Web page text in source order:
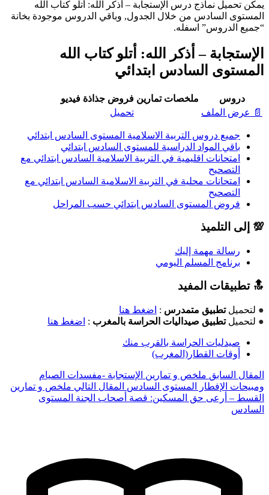
يمكن تحميل نماذج درس الإستجابة – أذكر الله: أتلو كتاب الله
المستوى السادس من خلال الجدول, وباقي الدروس موجودة بخانة
“جميع الدروس” اسفله.
الإستجابة – أذكر الله: أتلو كتاب الله
المستوى السادس ابتدائي
دروس ملخصات تمارين فروض جذاذة فيديو
📄 عرض الملف
تحميل
جميع دروس التربية الاسلامية المستوى السادس ابتدائي
باقي المواد الدراسية للمستوى السادس ابتدائي
امتحانات اقليمية في التربية الاسلامية السادس ابتدائي مع
التصحيح
امتحانات محلية في التربية الاسلامية السادس ابتدائي مع
التصحيح
فروض المستوى السادس ابتدائي حسب المراحل
💯 إلى التلميذ
رسالة مهمة إليك
برنامج المسلم اليومي
🔝 تطبيقات المفيد
● لتحميلتطبيق متمدرس : اضغط هنا
● لتحميلتطبيق صيداليات الحراسة بالمغرب : اضغط هنا
صيدليات الحراسة بالقرب منك
أوقات القطار(المغرب)
المقال السابق ملخص و تمارين الإستجابة -مفسدات الصيام
ومبيحات الإفطار المستوى السادس المقال التالي ملخص و تمارين
القسط – أرعى حق المسكين: قصة أصحاب الجنة المستوى
السادس